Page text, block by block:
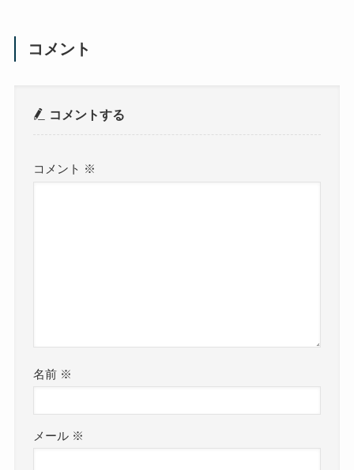
コメント
コメントする
コメント ※
名前 ※
メール ※